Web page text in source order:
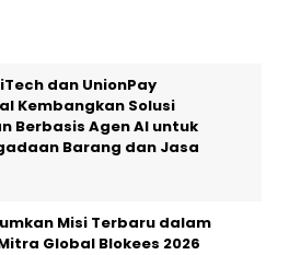
dan UnionPay
Kembangkan Solusi
Berbasis Agen AI untuk
Barang dan Jasa
Misi Terbaru dalam
Global Blokees 2026